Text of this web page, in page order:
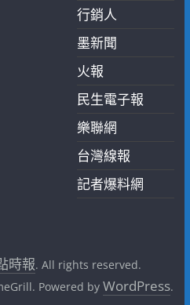
行銷人
墨新聞
火報
民生電子報
樂聯網
台灣線報
記者爆料網
時報. All rights reserved.
Powered byWordPress.